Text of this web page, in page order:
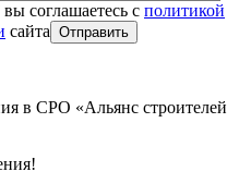
соглашаетесь с политикой
сайта Отправить
в СРО «Альянс строителей